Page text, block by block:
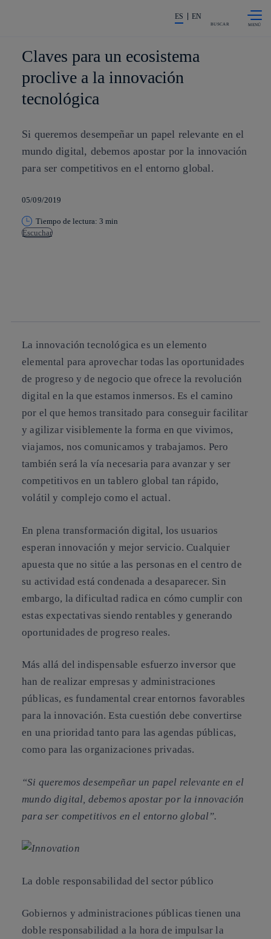
La acción en accionistas e
ES EN
BUSCAR
Claves para un ecosistema
proclive a la innovación
tecnológica
Si queremos desempeñar un papel relevante en el
mundo digital, debemos apostar por la innovación
para ser competitivos en el entorno global.
05/09/2019
Tiempo de lectura: 3 min
Escuchar
La innovación tecnológica es un elemento
elemental para aprovechar todas las oportunidades
de progreso y de negocio que ofrece la revolución
digital en la que estamos inmersos. Es el camino
por el que hemos transitado para conseguir facilitar
y agilizar visiblemente la forma en que vivimos,
viajamos, nos comunicamos y trabajamos. Pero
también será la vía necesaria para avanzar y ser
competitivos en un tablero global tan rápido,
volátil y complejo como el actual.
En plena transformación digital, los usuarios
esperan innovación y mejor servicio. Cualquier
apuesta que no sitúe a las personas en el centro de
su actividad está condenada a desaparecer. Sin
embargo, la dificultad radica en cómo cumplir con
estas expectativas siendo rentables y generando
oportunidades de progreso reales.
Más allá del indispensable esfuerzo inversor que
han de realizar empresas y administraciones
públicas, es fundamentalcrear entornos favorables
para la innovación. Esta cuestión debe convertirse
en una prioridad tanto para las agendas públicas,
como para las organizaciones privadas.
“Si queremos desempeñar un papel relevante en el
mundo digital, debemos apostar por la innovación
para ser competitivos en el entorno global”.
La doble responsabilidad del sector público
Gobiernos y administraciones públicas tienen una
doble responsabilidad a la hora de impulsar la